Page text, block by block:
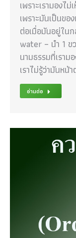
เพราะเรามองไ
เพราะมันเป็นขอ
ต่อเมื่อมันอยู่ใน
water – นำ 1
นามธรรมที่เรา
เราไม่รู้ว่ามันหน้
อ่านต่อ